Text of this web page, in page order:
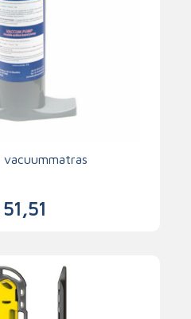
51,51